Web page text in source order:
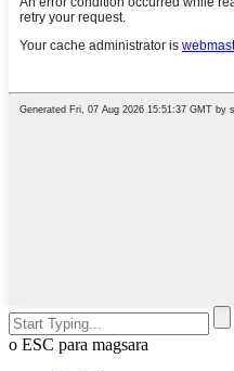
o ESC para magsara